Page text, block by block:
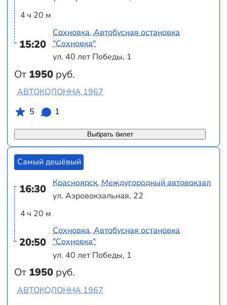
4 ч 20 м
15:20
От 1950 руб.
Сохновка, Автобусная остановка
"Сохновка"
ул. 40 лет Победы, 1
Выбрать билет
АВТОКОЛОННА 1967
5
1
Самый дешёвый
16:30
4 ч 20 м
20:50
От 1950 руб.
Красноярск, Междугородный автовокзал
ул. Аэровокзальная, 22
Сохновка, Автобусная остановка
"Сохновка"
ул. 40 лет Победы, 1
АВТОКОЛОННА 1967